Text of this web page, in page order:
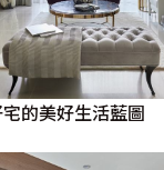
的美好生活藍圖